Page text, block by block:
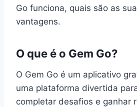
Go funciona, quais são as
vantagens.
O que é o Gem Go?
O Gem Go é um aplicativo
uma plataforma divertida
completar desafios e ganhar